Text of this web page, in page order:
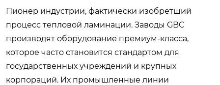
Пионер индустрии, фактически изобретший
процесс тепловой ламинации. Заводы GBC
производят оборудование премиум-класса,
которое часто становится стандартом для
государственных учреждений и крупных
корпораций. Их промышленные линии